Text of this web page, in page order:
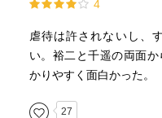
4
虐待は許されないし、
い。裕二と千遥の両面
かりやすく面白かった。
27